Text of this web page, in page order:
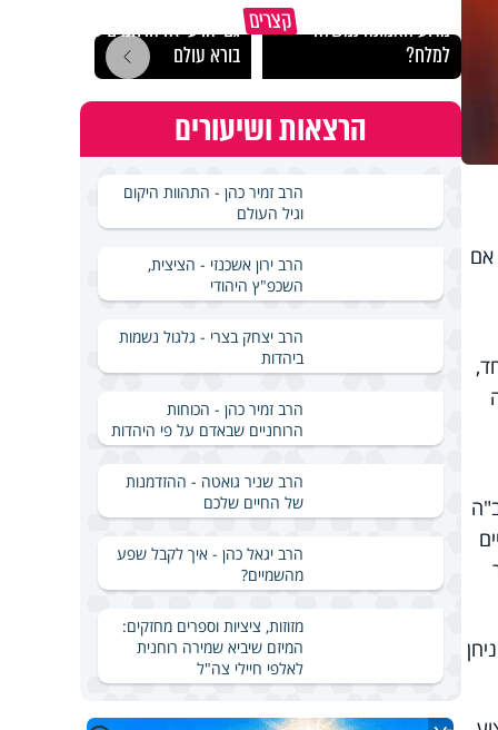
אם
קצרים
מדוע האמונה נמשלה
למלח?
גם ׳הרע׳ זה הרחמים של
בורא עולם
הרצאות ושיעורים
הרב זמיר כהן - התהוות היקום
וגיל העולם
הרב ירון אשכנזי - הציצית,
השכפ"ץ היהודי
הרב יצחק בצרי - גלגול נשמות
ביהדות
הרב זמיר כהן - הכוחות
הרוחניים שבאדם על פי היהדות
הרב שניר גואטה - ההזדמנות
של החיים שלכם
הרב יגאל כהן - איך לקבל שפע
מהשמיים?
מזוזות, ציציות וספרים מחזקים:
המיזם שיביא שמירה רוחנית
לאלפי חיילי צה"ל